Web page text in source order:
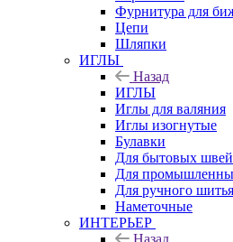
Фурнитура для
Цепи
Шляпки
ИГЛЫ
Назад
ИГЛЫ
Иглы для валяния
Иглы изогнутые
Булавки
Для бытовых
Для
Для ручного шитья
Наметочные
ИНТЕРЬЕР
Назад